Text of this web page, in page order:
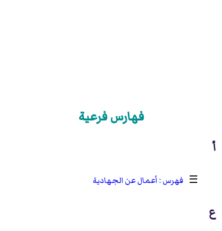
فهارس فرعية
أ
☰ أعمال عن الجهادية
ع